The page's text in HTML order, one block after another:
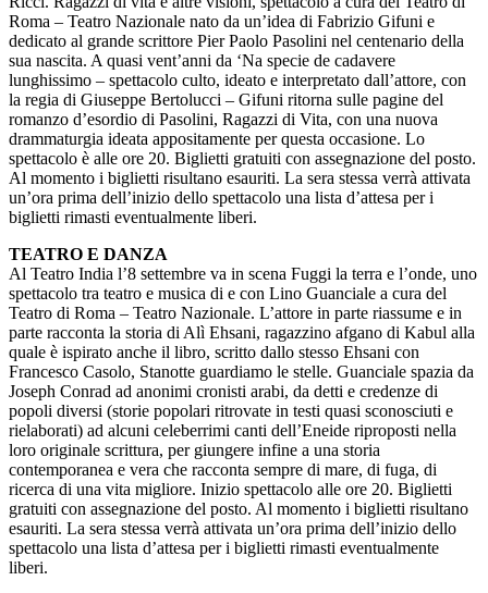
Roma – Teatro Nazionale nato da un’idea di Fabrizio Gifuni e
dedicato al grande scrittore Pier Paolo Pasolini nel centenario della
sua nascita. A quasi vent’anni da ‘Na specie de cadavere
lunghissimo – spettacolo culto, ideato e interpretato dall’attore, con
la regia di Giuseppe Bertolucci – Gifuni ritorna sulle pagine del
romanzo d’esordio di Pasolini, Ragazzi di Vita, con una nuova
drammaturgia ideata appositamente per questa occasione. Lo
spettacolo è alle ore 20. Biglietti gratuiti con assegnazione del posto.
Al momento i biglietti risultano esauriti. La sera stessa verrà attivata
un’ora prima dell’inizio dello spettacolo una lista d’attesa per i
biglietti rimasti eventualmente liberi.
TEATRO E DANZA
Al Teatro India l’8 settembre va in scena Fuggi la terra e l’onde, uno
spettacolo tra teatro e musica di e con Lino Guanciale a cura del
Teatro di Roma – Teatro Nazionale. L’attore in parte riassume e in
parte racconta la storia di Alì Ehsani, ragazzino afgano di Kabul alla
quale è ispirato anche il libro, scritto dallo stesso Ehsani con
Francesco Casolo, Stanotte guardiamo le stelle. Guanciale spazia da
Joseph Conrad ad anonimi cronisti arabi, da detti e credenze di
popoli diversi (storie popolari ritrovate in testi quasi sconosciuti e
rielaborati) ad alcuni celeberrimi canti dell’Eneide riproposti nella
loro originale scrittura, per giungere infine a una storia
contemporanea e vera che racconta sempre di mare, di fuga, di
ricerca di una vita migliore. Inizio spettacolo alle ore 20. Biglietti
gratuiti con assegnazione del posto. Al momento i biglietti risultano
esauriti. La sera stessa verrà attivata un’ora prima dell’inizio dello
spettacolo una lista d’attesa per i biglietti rimasti eventualmente
liberi.